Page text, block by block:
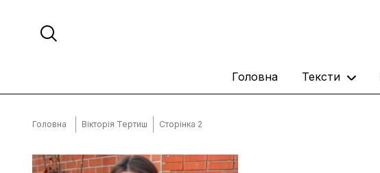
Головна Тексти
Головна Вікторія Тертиш Сторінка 2